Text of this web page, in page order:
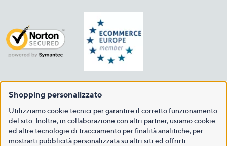
Shopping personalizzato
Utilizziamo cookie tecnici per garantire il corretto funzionamento
del sito. Inoltre, in collaborazione con altri partner, usiamo cookie
ed altre tecnologie di tracciamento per finalità analitiche, per
mostrarti pubblicità personalizzata su altri siti ed offrirti